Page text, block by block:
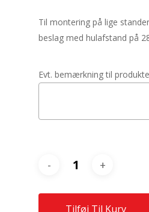
Til montering på lige
beslag med hulafstand på
Evt. bemærkning til
Tilføj Til Kurv